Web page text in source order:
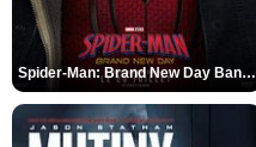
Spider-Man: Brand New Day Bande-annonce VO STFR